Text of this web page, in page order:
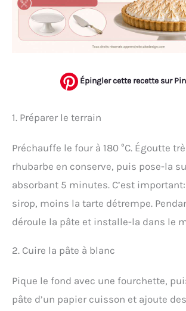
Épingler cette recette sur
1. Préparer le terrain
Préchauffe le four à 180 °C. Égoutte
rhubarbe en conserve, puis pose-la
absorbant 5 minutes. C’est
sirop, moins la tarte détrempe.
déroule la pâte et installe-la dans le
2. Cuire la pâte à blanc
Pique le fond avec une fourchette,
pâte d’un papier cuisson et ajoute